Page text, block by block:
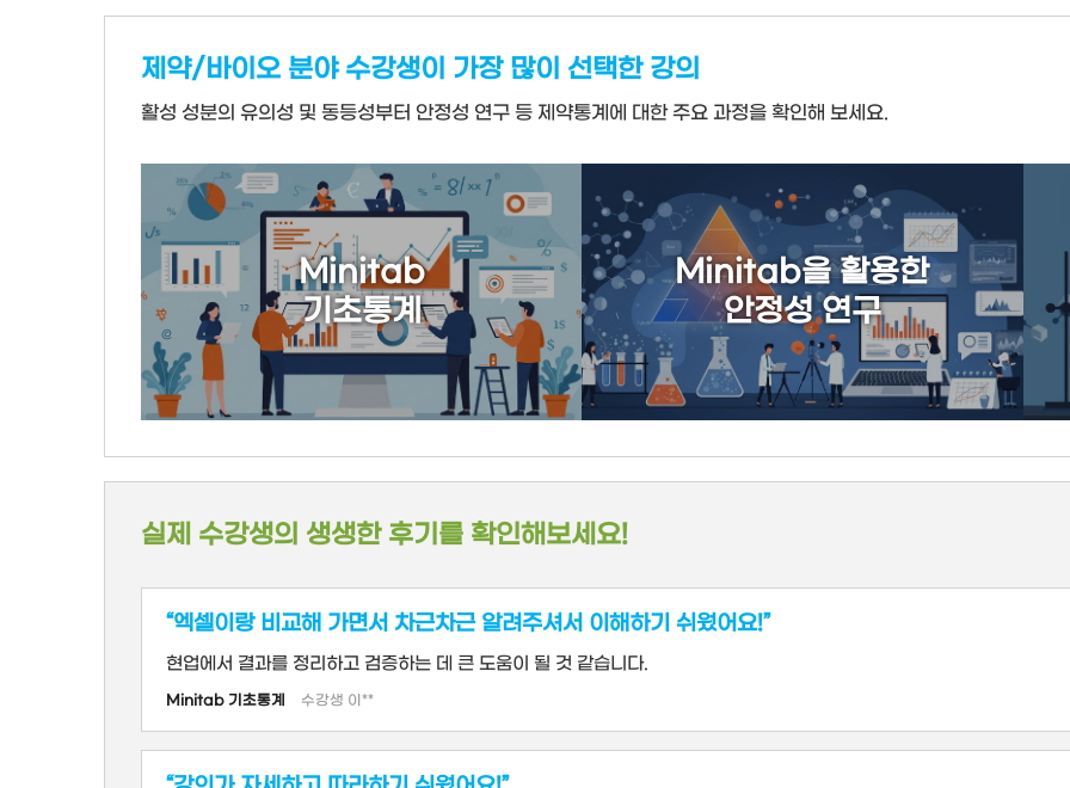
제약/바이오 분야 수강생이 가장 많이 선택한 강의
활성 성분의 유의성 및 동등성부터 안정성 연구 등 제약통계에 대한 주요 과정을 확인해 보세요.
Minitab
기초통계
Minitab을 활용한
안정성 연구
실제 수강생의 생생한 후기를 확인해보세요!
“엑셀이랑 비교해 가면서 차근차근 알려주셔서 이해하기 쉬웠어요!”
현업에서 결과를 정리하고 검증하는 데 큰 도움이 될 것 같습니다.
Minitab 기초통계 수강생 이**